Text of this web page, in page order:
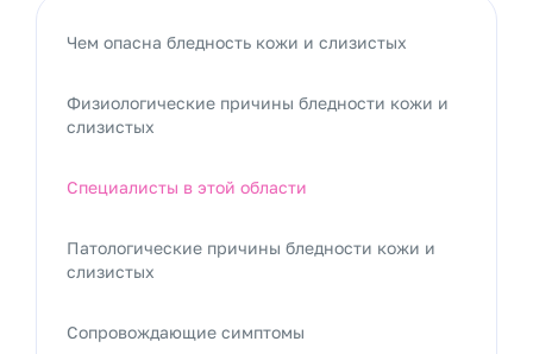
Чем опасна бледность кожи и слизистых
Физиологические причины бледности кожи и
слизистых
Специалисты в этой области
Патологические причины бледности кожи и
слизистых
Сопровождающие симптомы